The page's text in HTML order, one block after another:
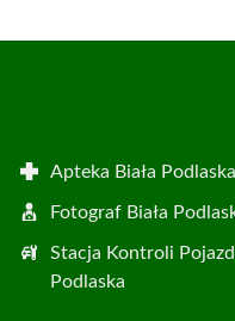
Apteka Biała Podlaska
Fotograf Biała
Stacja Kontroli
Podlaska